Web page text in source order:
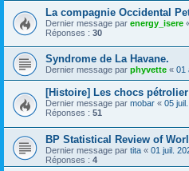
La compagnie Occidental
Dernier message par energy_isere
Réponses : 30
Syndrome de La Havane.
Dernier message par phyvette « 01
[Histoire] Les chocs pétrolier
Dernier message par mobar « 05
Réponses : 51
BP Statistical Review of
Dernier message par tita « 01 juil.
Réponses : 4